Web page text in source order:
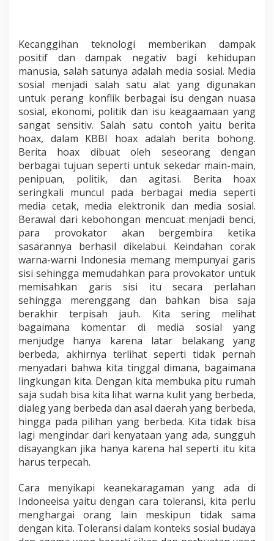
Kecanggihan teknologi memberikan dampak
positif dan dampak negativ bagi kehidupan
manusia, salah satunya adalah media sosial. Media
sosial menjadi salah satu alat yang digunakan
untuk perang konflik berbagai isu dengan nuasa
sosial, ekonomi, politik dan isu keagaamaan yang
sangat sensitiv. Salah satu contoh yaitu berita
hoax, dalam KBBI hoax adalah berita bohong.
Berita hoax dibuat oleh seseorang dengan
berbagai tujuan seperti untuk sekedar main-main,
penipuan, politik, dan agitasi. Berita hoax
seringkali muncul pada berbagai media seperti
media cetak, media elektronik dan media sosial.
Berawal dari kebohongan mencuat menjadi benci,
para provokator akan bergembira ketika
sasarannya berhasil dikelabui. Keindahan corak
warna-warni Indonesia memang mempunyai garis
sisi sehingga memudahkan para provokator untuk
memisahkan garis sisi itu secara perlahan
sehingga merenggang dan bahkan bisa saja
berakhir terpisah jauh. Kita sering melihat
bagaimana komentar di media sosial yang
menjudge hanya karena latar belakang yang
berbeda, akhirnya terlihat seperti tidak pernah
menyadari bahwa kita tinggal dimana, bagaimana
lingkungan kita. Dengan kita membuka pitu rumah
saja sudah bisa kita lihat warna kulit yang berbeda,
dialeg yang berbeda dan asal daerah yang berbeda,
hingga pada pilihan yang berbeda. Kita tidak bisa
lagi mengindar dari kenyataan yang ada, sungguh
disayangkan jika hanya karena hal seperti itu kita
harus terpecah.
Cara menyikapi keanekaragaman yang ada di
Indoneeisa yaitu dengan cara toleransi, kita perlu
menghargai orang lain meskipun tidak sama
dengan kita. Toleransi dalam konteks sosial budaya